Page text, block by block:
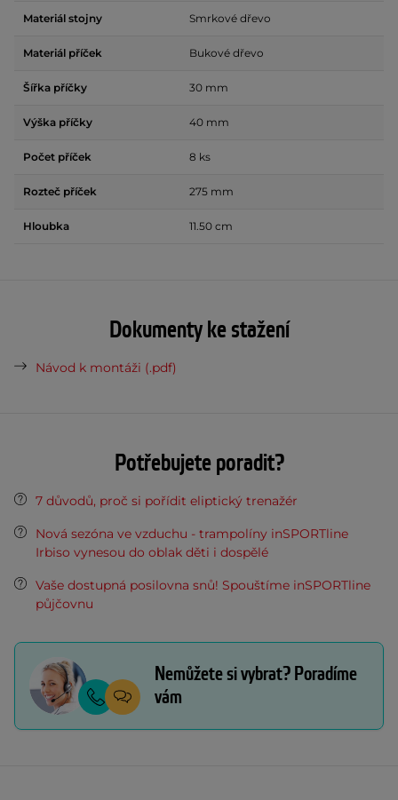
Materiál stojny Smrkové dřevo
Materiál příček Bukové dřevo
Šířka příčky 30 mm
Výška příčky 40 mm
Počet příček 8 ks
Rozteč příček 275 mm
Hloubka 11.50 cm
Dokumenty ke stažení
Návod k montáži (.pdf)
Potřebujete poradit?
7 důvodů, proč si pořídit eliptický trenažér
Nová sezóna ve vzduchu - trampolíny inSPORTline
Irbiso vynesou do oblak děti i dospělé
Vaše dostupná posilovna snů! Spouštíme inSPORTline
půjčovnu
Nemůžete si vybrat? Poradíme
vám